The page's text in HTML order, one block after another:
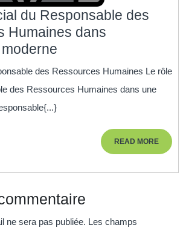
du Responsable des
Humaines dans
rôle
crucial
Ressources
l’entreprise
moderne
des Ressources Humaines Le rôle
des Ressources Humaines dans une
READ MOREREAD
MORE
ne sera pas publiée. Les champs